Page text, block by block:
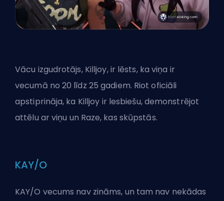
Vācu izgudrotājs, Killjoy, ir lēsts, ka viņa ir
vecumā no 20 līdz 25 gadiem. Riot oficiāli
apstiprināja, ka Killjoy ir lesbiešu, demonstrējot
attēlu ar viņu un Raze, kas skūpstās.
KAY/O
KAY/O vecums nav zināms, un tam nav nekādas